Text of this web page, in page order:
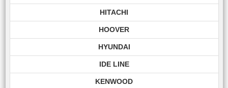
HITACHI
HOOVER
HYUNDAI
IDE LINE
KENWOOD